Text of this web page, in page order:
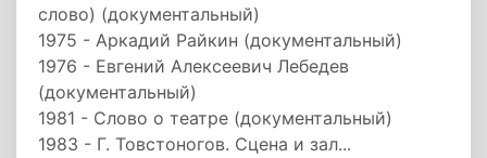
слово) (документальный)
1975 - Аркадий Райкин (документальный)
1976 - Евгений Алексеевич Лебедев
(документальный)
1981 - Слово о театре (документальный)
1983 - Г. Товстоногов. Сцена и зал...